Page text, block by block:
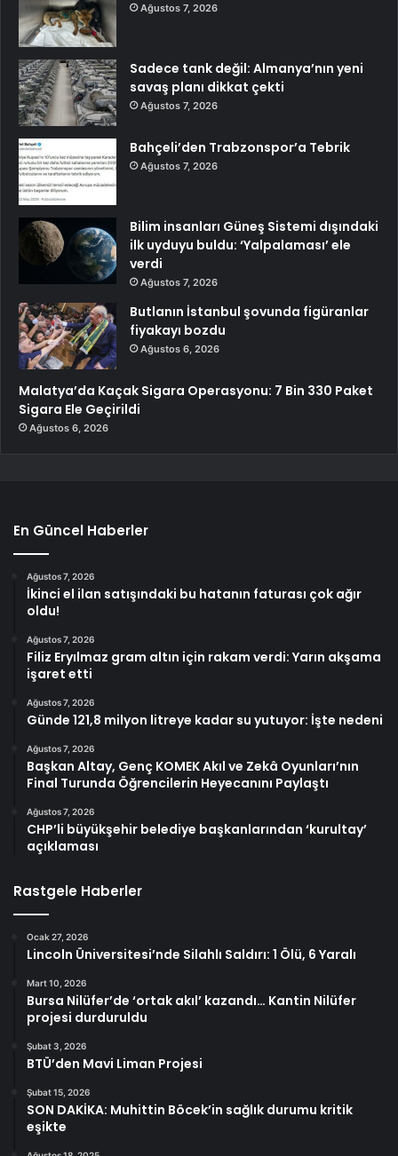
Ağustos 7, 2026
Sadece tank değil: Almanya’nın yeni
savaş planı dikkat çekti
Ağustos 7, 2026
Bahçeli’den Trabzonspor’a Tebrik
Ağustos 7, 2026
Bilim insanları Güneş Sistemi dışındaki
ilk uyduyu buldu: ‘Yalpalaması’ ele
verdi
Ağustos 7, 2026
Butlanın İstanbul şovunda figüranlar
fiyakayı bozdu
Ağustos 6, 2026
Malatya’da Kaçak Sigara Operasyonu: 7 Bin 330 Paket
Sigara Ele Geçirildi
Ağustos 6, 2026
En Güncel Haberler
Ağustos 7, 2026
İkinci el ilan satışındaki bu hatanın faturası çok ağır
oldu!
Ağustos 7, 2026
Filiz Eryılmaz gram altın için rakam verdi: Yarın akşama
işaret etti
Ağustos 7, 2026
Günde 121,8 milyon litreye kadar su yutuyor: İşte nedeni
Ağustos 7, 2026
Başkan Altay, Genç KOMEK Akıl ve Zekâ Oyunları’nın
Final Turunda Öğrencilerin Heyecanını Paylaştı
Ağustos 7, 2026
CHP’li büyükşehir belediye başkanlarından ‘kurultay’
açıklaması
Rastgele Haberler
Ocak 27, 2026
Lincoln Üniversitesi’nde Silahlı Saldırı: 1 Ölü, 6 Yaralı
Mart 10, 2026
Bursa Nilüfer’de ‘ortak akıl’ kazandı… Kantin Nilüfer
projesi durduruldu
Şubat 3, 2026
BTÜ’den Mavi Liman Projesi
Şubat 15, 2026
SON DAKİKA: Muhittin Böcek’in sağlık durumu kritik
eşikte